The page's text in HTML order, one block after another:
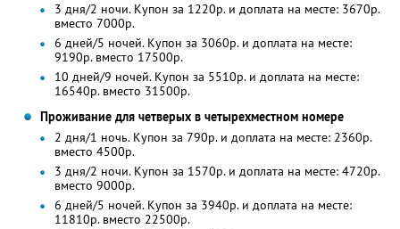
3 дня/2 ночи. Купон за 1220р. и доплата на месте: 3670р.
вместо 7000р.
6 дней/5 ночей. Купон за 3060р. и доплата на месте:
9190р. вместо 17500р.
10 дней/9 ночей. Купон за 5510р. и доплата на месте:
16540р. вместо 31500р.
Проживание для четверых в четырехместном номере
2 дня/1 ночь. Купон за 790р. и доплата на месте: 2360р.
вместо 4500р.
3 дня/2 ночи. Купон за 1570р. и доплата на месте: 4720р.
вместо 9000р.
6 дней/5 ночей. Купон за 3940р. и доплата на месте:
11810р. вместо 22500р.